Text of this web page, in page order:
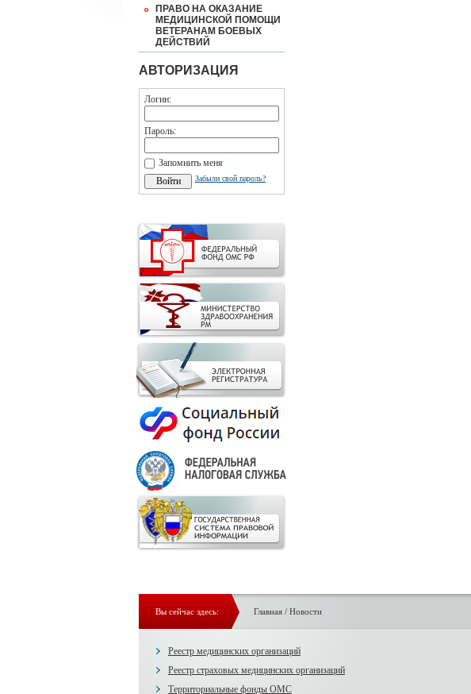
ПРАВО НА ОКАЗАНИЕ
МЕДИЦИНСКОЙ ПОМОЩИ
ВЕТЕРАНАМ БОЕВЫХ
ДЕЙСТВИЙ
АВТОРИЗАЦИЯ
Логин:
Пароль:
Запомнить меня
Забыли свой пароль?
Вы сейчас здесь: Главная/ Новости
Реестр медицинских организаций
Реестр страховых медицинских организаций
Территориальные фонды ОМС